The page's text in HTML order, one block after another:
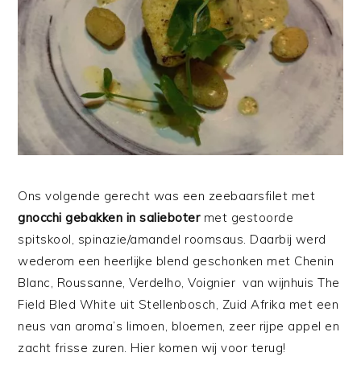
Ons volgende gerecht was een zeebaarsfilet met
gnocchi gebakken in saliebotermet gestoorde
spitskool, spinazie/amandel roomsaus. Daarbij werd
wederom een heerlijke blend geschonken met Chenin
Blanc, Roussanne, Verdelho, Voignier van wijnhuis The
Field Bled White uit Stellenbosch, Zuid Afrika met een
neus van aroma’s limoen, bloemen, zeer rijpe appel en
zacht frisse zuren. Hier komen wij voor terug!